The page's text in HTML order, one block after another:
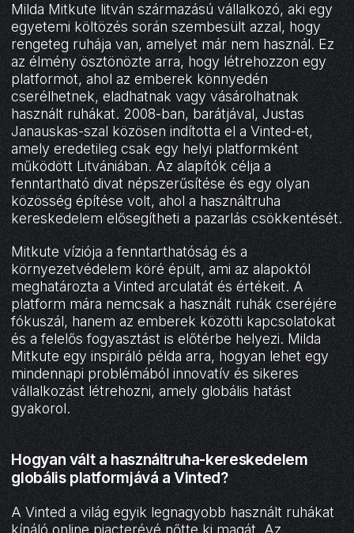
Milda Mitkute litván származású vállalkozó, aki egy
egyetemi költözés során szembesült azzal, hogy
rengeteg ruhája van, amelyet már nem használ. Ez
az élmény ösztönözte arra, hogy létrehozzon egy
platformot, ahol az emberek könnyedén
cserélhetnek, eladhatnak vagy vásárolhatnak
használt ruhákat. 2008-ban, barátjával, Justas
Janauskas-szal közösen indította el a Vinted-et,
amely eredetileg csak egy helyi platformként
működött Litvániában. Az alapítók célja a
fenntartható divat népszerűsítése és egy olyan
közösség építése volt, ahol a használtruha
kereskedelem elősegítheti a pazarlás csökkentését.
Mitkute víziója a fenntarthatóság és a
környezetvédelem köré épült, ami az alapoktól
meghatározta a Vinted arculatát és értékeit. A
platform mára nemcsak a használt ruhák cseréjére
fókuszál, hanem az emberek közötti kapcsolatokat
és a felelős fogyasztást is előtérbe helyezi. Milda
Mitkute egy inspiráló példa arra, hogyan lehet egy
mindennapi problémából innovatív és sikeres
vállalkozást létrehozni, amely globális hatást
gyakorol.
Hogyan vált a használtruha-kereskedelem
globális platformjává a Vinted?
A Vinted a világ egyik legnagyobb használt ruhákat
kínáló online piacterévé nőtte ki magát. Az